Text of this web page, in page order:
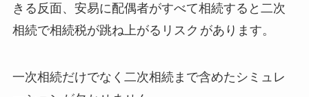
きる反面、安易に配偶者がすべて相続すると二次
相続で相続税が跳ね上がるリスク があります。
一次相続だけでなく二次相続まで含めたシミュレ